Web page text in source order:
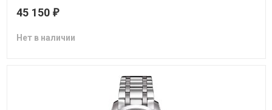
45 150 ₽
Нет в наличии